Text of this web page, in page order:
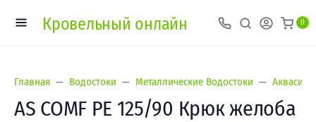
Кровельный онлайн 0
Главная Водостоки Металлические Водостоки
AS COMF PE 125/90 Крюк желоба